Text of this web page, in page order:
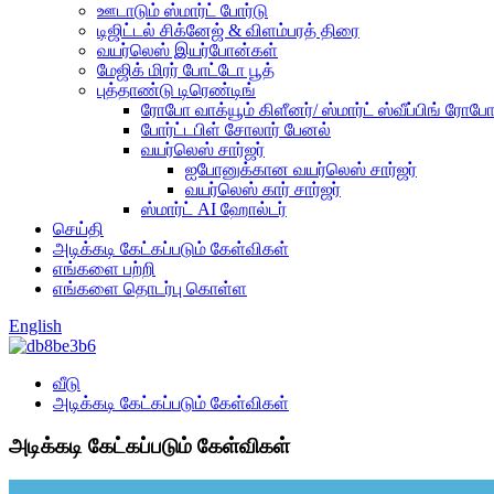
ஊடாடும் ஸ்மார்ட் போர்டு
டிஜிட்டல் சிக்னேஜ் & விளம்பரத் திரை
வயர்லெஸ் இயர்போன்கள்
மேஜிக் மிரர் போட்டோ பூத்
புத்தாண்டு டிரெண்டிங்
ரோபோ வாக்யூம் கிளீனர்/ ஸ்மார்ட் ஸ்வீப்பிங் ரோபோ
போர்ட்டபிள் சோலார் பேனல்
வயர்லெஸ் சார்ஜர்
ஐபோனுக்கான வயர்லெஸ் சார்ஜர்
வயர்லெஸ் கார் சார்ஜர்
ஸ்மார்ட் AI ஹோல்டர்
செய்தி
அடிக்கடி கேட்கப்படும் கேள்விகள்
எங்களை பற்றி
எங்களை தொடர்பு கொள்ள
English
வீடு
அடிக்கடி கேட்கப்படும் கேள்விகள்
அடிக்கடி கேட்கப்படும் கேள்விகள்